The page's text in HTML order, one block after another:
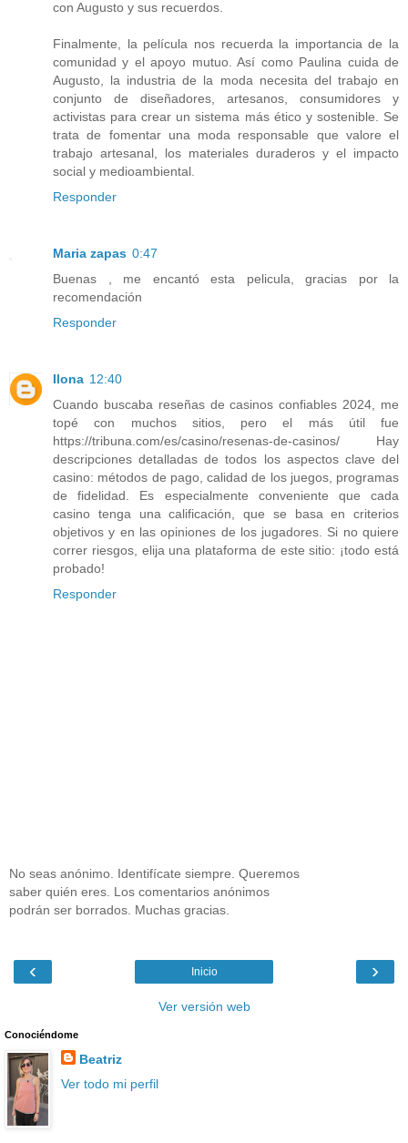
con Augusto y sus recuerdos.
Finalmente, la película nos recuerda la importancia de la
comunidad y el apoyo mutuo. Así como Paulina cuida de
Augusto, la industria de la moda necesita del trabajo en
conjunto de diseñadores, artesanos, consumidores y
activistas para crear un sistema más ético y sostenible. Se
trata de fomentar una moda responsable que valore el
trabajo artesanal, los materiales duraderos y el impacto
social y medioambiental.
Responder
Maria zapas 0:47
Buenas , me encantó esta pelicula, gracias por la
recomendación
Responder
Ilona 12:40
Cuando buscaba reseñas de casinos confiables 2024, me
topé con muchos sitios, pero el más útil fue
https://tribuna.com/es/casino/resenas-de-casinos/ Hay
descripciones detalladas de todos los aspectos clave del
casino: métodos de pago, calidad de los juegos, programas
de fidelidad. Es especialmente conveniente que cada
casino tenga una calificación, que se basa en criterios
objetivos y en las opiniones de los jugadores. Si no quiere
correr riesgos, elija una plataforma de este sitio: ¡todo está
probado!
Responder
No seas anónimo. Identifícate siempre. Queremos
saber quién eres. Los comentarios anónimos
podrán ser borrados. Muchas gracias.
‹ ›
Inicio
Ver versión web
Conociéndome
Beatriz
Ver todo mi perfil